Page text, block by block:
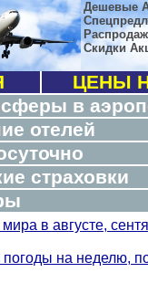
Дешевые
Скидки
ЦЕНЫ
в
отелей
страховки
в августе,
на неделю,